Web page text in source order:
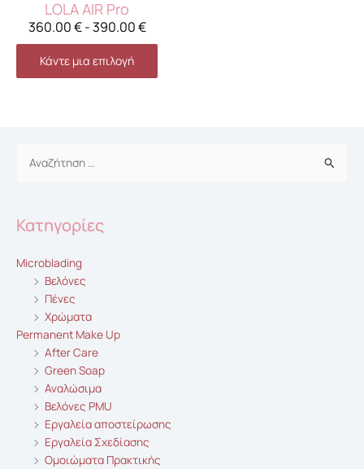
Αναζήτηση
Κατηγορίες
Microblading
Βελόνες
Πένες
Χρώματα
Permanent Make Up
After Care
Green Soap
Αναλώσιμα
Βελόνες PMU
Εργαλεία αποστείρωσης
Εργαλεία Σχεδίασης
Ομοιώματα Πρακτικής
LOLA AIR Pro
360.00€-390.00€
Κάντε μια επιλογή